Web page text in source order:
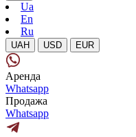
Ua
En
Ru
UAH USD EUR
Аренда
Whatsapp
Продажа
Whatsapp